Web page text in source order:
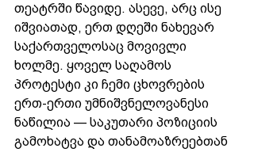
თეატრში წავიდე. ასევე, არც ისე
იშვიათად, ერთ დღეში ნახევარ
საქართველოსაც მოვივლი
ხოლმე. ყოველ საღამოს
პროტესტი კი ჩემი ცხოვრების
ერთ-ერთი უმნიშვნელოვანესი
ნაწილია — საკუთარი პოზიციის
გამოხატვა და თანამოაზრეებთან